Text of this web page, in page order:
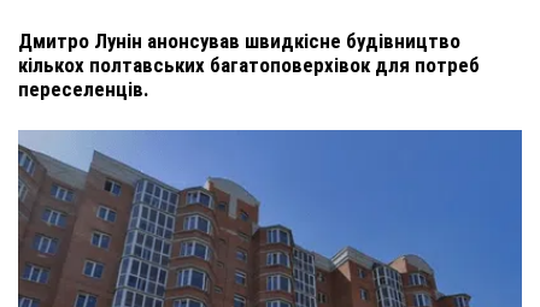
Дмитро Лунін анонсував швидкісне будівництво
кількох полтавських багатоповерхівок для потреб
переселенців.